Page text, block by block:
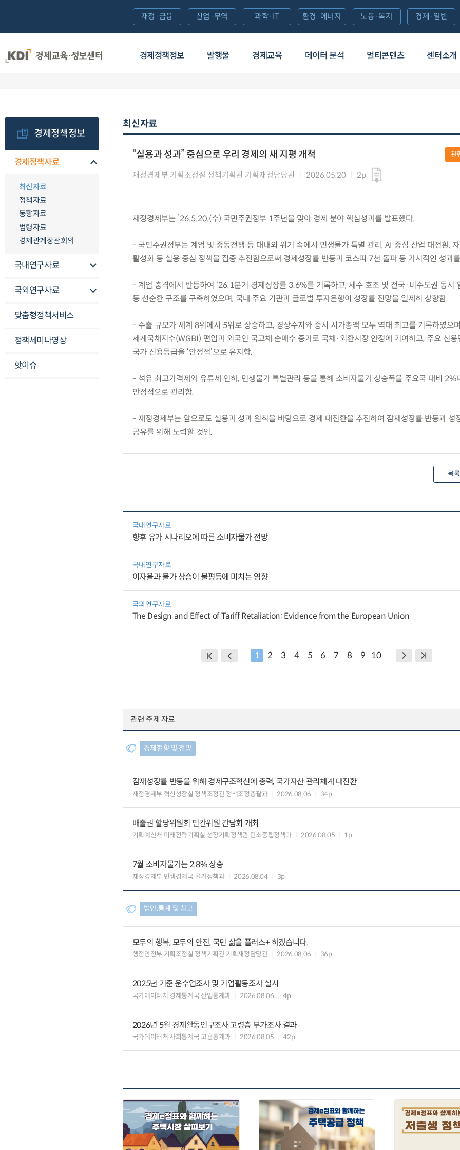
경제정책정보 발행물 경제교육 데이터 분석 멀티콘텐츠 센터소개
재정·금융 산업·무역 과학·IT 환경·에너지 노동·복지 경제·일반
경제정책정보
경제정책자료
최신자료
정책자료
동향자료
법령자료
경제관계장관회의
국내연구자료
국외연구자료
맞춤형정책서비스
정책세미나영상
핫이슈
최신자료
“실용과 성과” 중심으로 우리 경제의 새 지평 개척
재정경제부 기획조정실 정책기획관 기획재정담당관 2026.05.20 2p
관
재정경제부는 ’26.5.20.(수) 국민주권정부 1주년을 맞아 경제 분야 핵심성과를 발표했다.
- 국민주권정부는 계엄 및 중동전쟁 등 대내외 위기 속에서 민생물가 특별 관리, AI 중심 산업 대전환,
활성화 등 실용 중심 정책을 집중 추진함으로써 경제성장률 반등과 코스피 7천 돌파 등 가시적인 성과
- 계엄 충격에서 반등하여 ‘26.1분기 경제성장률 3.6%를 기록하고, 세수 호조 및 전국·비수도권 동시
등 선순환 구조를 구축하였으며, 국내 주요 기관과 글로벌 투자은행이 성장률 전망을 일제히 상향함.
- 수출 규모가 세계 8위에서 5위로 상승하고, 경상수지와 증시 시가총액 모두 역대 최고를 기록하였으
세계국채지수(WGBI) 편입과 외국인 국고채 순매수 증가로 국채·외환시장 안정에 기여하고, 주요 신용
국가 신용등급을 ‘안정적’으로 유지함.
- 석유 최고가격제와 유류세 인하, 민생물가 특별관리 등을 통해 소비자물가 상승폭을 주요국 대비 2%
안정적으로 관리함.
- 재정경제부는 앞으로도 실용과 성과 원칙을 바탕으로 경제 대전환을 추진하여 잠재성장률 반등과 성
공유를 위해 노력할 것임.
목록
국내연구자료
향후 유가 시나리오에 따른 소비자물가 전망
국내연구자료
이자율과 물가 상승이 불평등에 미치는 영향
국외연구자료
The Design and Effect of Tariff Retaliation: Evidence from the European Union
1 2 3 4 5 6 7 8 9 10
관련 주제 자료
경제현황 및 전망
잠재성장률 반등을 위해 경제구조혁신에 총력, 국가자산 관리체계 대전환
재정경제부 혁신성장실 정책조정관 정책조정총괄과 2026.08.06 34p
배출권 할당위원회 민간위원 간담회 개최
기획예산처 미래전략기획실 성장기획정책관 탄소중립정책과 2026.08.05 1p
7월 소비자물가는 2.8% 상승
재정경제부 민생경제국 물가정책과 2026.08.04 3p
법안.통계 및 참고
모두의 행복, 모두의 안전, 국민 삶을 플러스+ 하겠습니다.
행정안전부 기획조정실 정책기획관 기획재정담당관 2026.08.06 36p
2025년 기준 운수업조사 및 기업활동조사 실시
국가데이터처 경제통계국 산업통계과 2026.08.06 4p
2026년 5월 경제활동인구조사 고령층 부가조사 결과
국가데이터처 사회통계국 고용통계과 2026.08.05 42p